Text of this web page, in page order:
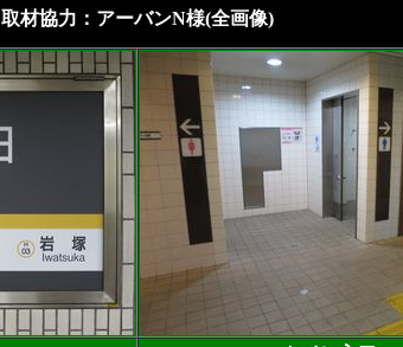
取材協力：アーバンN様(全画像)